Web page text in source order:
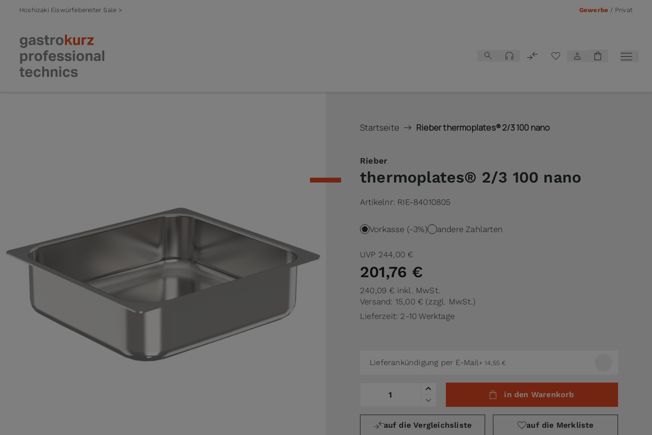
Hoshizaki Eiswürfebereiter Sale > Gewerbe / Privat
Startseite Rieber thermoplates® 2/3 100 nano
Rieber
thermoplates® 2/3 100 nano
Artikelnr: RIE-84010805
Vorkasse (-3%) andere Zahlarten
UVP 244,00 €
201,76 €
240,09 € inkl. MwSt.
Versand: 15,00 € (zzgl. MwSt.)
Lieferzeit: 2-10 Werktage
Lieferankündigung per E-Mail+ 14,55 €
in den Warenkorb
auf die Vergleichsliste auf die Merkliste